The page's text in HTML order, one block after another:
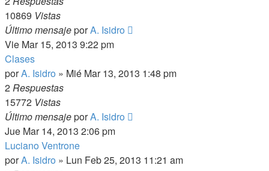
10869 Vistas
Último mensajeporA. Isidro
Vie Mar 15, 2013 9:22 pm
Clases
porA. Isidro » Mié Mar 13, 2013 1:48 pm
2Respuestas
15772 Vistas
Último mensajeporA. Isidro
Jue Mar 14, 2013 2:06 pm
Luciano Ventrone
porA. Isidro » Lun Feb 25, 2013 11:21 am